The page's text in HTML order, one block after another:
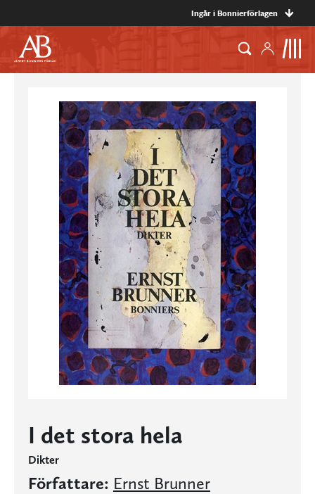
Ingår i Bonnierförlagen
I det stora hela
Dikter
Författare: Ernst Brunner